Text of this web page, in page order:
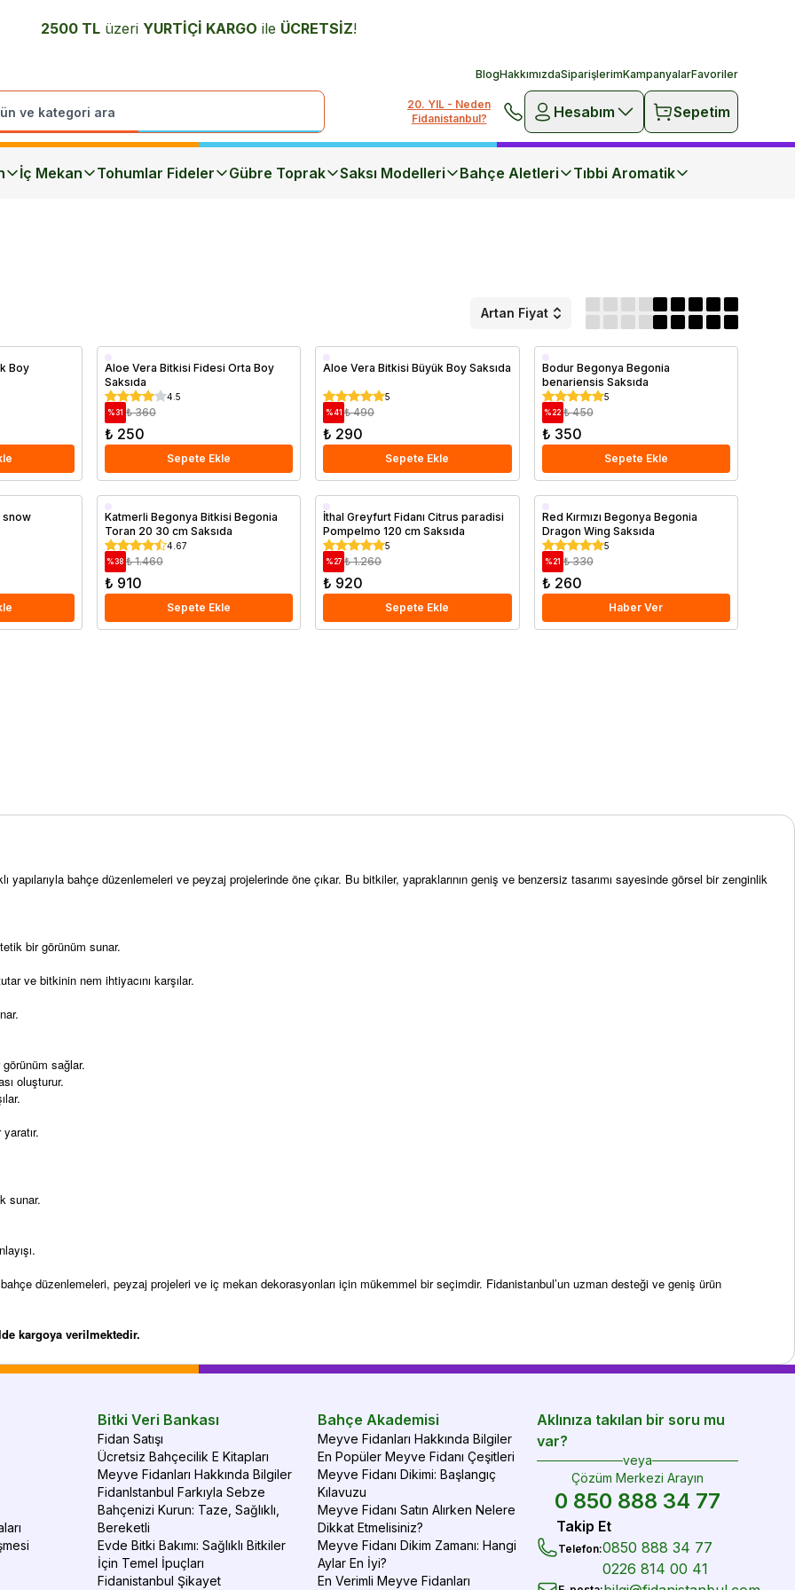
2500 TL üzeri YURTİÇİ KARGO ile ÜCRETSİZ!
BlogHakkımızdaSiparişlerimKampanyalarFavoriler
20. YIL - Neden
Fidanistanbul?
Hesabım Sepetim
İç Mekan Tohumlar Fideler Gübre Toprak Saksı Modelleri Bahçe Aletleri Tıbbi Aromatik
Artan Fiyat
Boy Saksıda
Aloe Vera Bitkisi Fidesi Orta Boy
Saksıda
4.5
%31 ₺ 360
₺ 250
Sepete Ekle
Saksıda
Aloe Vera Bitkisi Büyük Boy Saksıda
5
%41 ₺ 490
₺ 290
Sepete Ekle
Saksıda
Bodur Begonya Begonia
benariensis Saksıda
5
%22 ₺ 450
₺ 350
Sepete Ekle
snow
Saksıda
Katmerli Begonya Bitkisi Begonia
Toran 20 30 cm Saksıda
4.67
%38 ₺ 1.460
₺ 910
Sepete Ekle
Aşılı
Saksıda
İthal Greyfurt Fidanı Citrus paradisi
Pompelmo 120 cm Saksıda
5
%27 ₺ 1.260
₺ 920
Sepete Ekle
Saksıda
Red Kırmızı Begonya Begonia
Dragon Wing Saksıda
5
%21 ₺ 330
₺ 260
Haber Ver
bahçe düzenlemeleri ve peyzaj projelerinde öne çıkar. Bu bitkiler, yapraklarının geniş ve benzersiz tasarımı sayesinde görsel bir zenginlik
bir görünüm sunar.
ve bitkinin nem ihtiyacını karşılar.
sağlar.
oluşturur.
sunar.
düzenlemeleri, peyzaj projeleri ve iç mekan dekorasyonları için mükemmel bir seçimdir. Fidanistanbul’un uzman desteği ve geniş ürün
kargoya verilmektedir.
Bitki Veri Bankası
Fidan Satışı
Ücretsiz Bahçecilik E Kitapları
Meyve Fidanları Hakkında Bilgiler
FidanIstanbul Farkıyla Sebze
Bahçenizi Kurun: Taze, Sağlıklı,
Bereketli
Evde Bitki Bakımı: Sağlıklı Bitkiler
İçin Temel İpuçları
Fidanistanbul Şikayet
Bahçe Akademisi
Meyve Fidanları Hakkında Bilgiler
En Popüler Meyve Fidanı Çeşitleri
Meyve Fidanı Dikimi: Başlangıç
Kılavuzu
Meyve Fidanı Satın Alırken Nelere
Dikkat Etmelisiniz?
Meyve Fidanı Dikim Zamanı: Hangi
Aylar En İyi?
En Verimli Meyve Fidanları
Aklınıza takılan bir soru mu
var?
veya
Çözüm Merkezi Arayın
0 850 888 34 77
Takip Et
Telefon:0850 888 34 77
0226 814 00 41